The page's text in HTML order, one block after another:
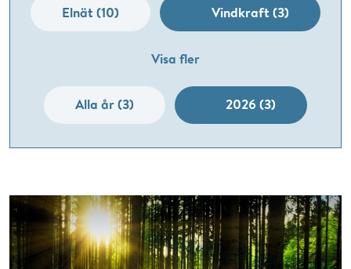
Elnät (10) Vindkraft (3)
Visa fler
Alla år (3) 2026 (3)